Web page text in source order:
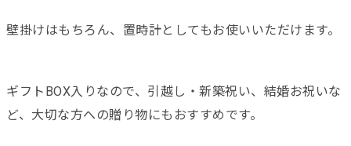
壁掛けはもちろん、置時計としてもお使いいただけます。
ギフトBOX入りなので、引越し・新築祝い、結婚お祝いな
ど、大切な方への贈り物にもおすすめです。